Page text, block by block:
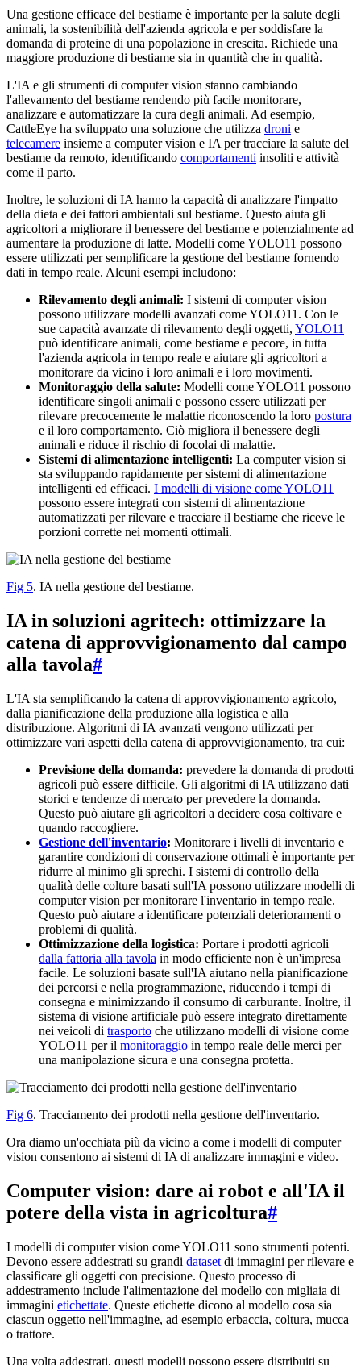
Una gestione efficace del bestiame è importante per la salute degli
animali, la sostenibilità dell'azienda agricola e per soddisfare la
domanda di proteine di una popolazione in crescita. Richiede una
maggiore produzione di bestiame sia in quantità che in qualità.
L'IA e gli strumenti di computer vision stanno cambiando
l'allevamento del bestiame rendendo più facile monitorare,
analizzare e automatizzare la cura degli animali. Ad esempio,
CattleEye ha sviluppato una soluzione che utilizza droni e
telecamere insieme a computer vision e IA per tracciare la salute del
bestiame da remoto, identificando comportamenti insoliti e attività
come il parto.
Inoltre, le soluzioni di IA hanno la capacità di analizzare l'impatto
della dieta e dei fattori ambientali sul bestiame. Questo aiuta gli
agricoltori a migliorare il benessere del bestiame e potenzialmente ad
aumentare la produzione di latte. Modelli come YOLO11 possono
essere utilizzati per semplificare la gestione del bestiame fornendo
dati in tempo reale. Alcuni esempi includono:
Rilevamento degli animali: I sistemi di computer vision
possono utilizzare modelli avanzati come YOLO11. Con le
sue capacità avanzate di rilevamento degli oggetti, YOLO11
può identificare animali, come bestiame e pecore, in tutta
l'azienda agricola in tempo reale e aiutare gli agricoltori a
monitorare da vicino i loro animali e i loro movimenti.
Monitoraggio della salute: Modelli come YOLO11 possono
identificare singoli animali e possono essere utilizzati per
rilevare precocemente le malattie riconoscendo la loro postura
e il loro comportamento. Ciò migliora il benessere degli
animali e riduce il rischio di focolai di malattie.
Sistemi di alimentazione intelligenti: La computer vision si
sta sviluppando rapidamente per sistemi di alimentazione
intelligenti ed efficaci. I modelli di visione come YOLO11
possono essere integrati con sistemi di alimentazione
automatizzati per rilevare e tracciare il bestiame che riceve le
porzioni corrette nei momenti ottimali.
Fig 5. IA nella gestione del bestiame.
IA in soluzioni agritech: ottimizzare la
catena di approvvigionamento dal campo
alla tavola#
L'IA sta semplificando la catena di approvvigionamento agricolo,
dalla pianificazione della produzione alla logistica e alla
distribuzione. Algoritmi di IA avanzati vengono utilizzati per
ottimizzare vari aspetti della catena di approvvigionamento, tra cui:
Previsione della domanda: prevedere la domanda di prodotti
agricoli può essere difficile. Gli algoritmi di IA utilizzano dati
storici e tendenze di mercato per prevedere la domanda.
Questo può aiutare gli agricoltori a decidere cosa coltivare e
quando raccogliere.
Gestione dell'inventario: Monitorare i livelli di inventario e
garantire condizioni di conservazione ottimali è importante per
ridurre al minimo gli sprechi. I sistemi di controllo della
qualità delle colture basati sull'IA possono utilizzare modelli di
computer vision per monitorare l'inventario in tempo reale.
Questo può aiutare a identificare potenziali deterioramenti o
problemi di qualità.
Ottimizzazione della logistica: Portare i prodotti agricoli
dalla fattoria alla tavola in modo efficiente non è un'impresa
facile. Le soluzioni basate sull'IA aiutano nella pianificazione
dei percorsi e nella programmazione, riducendo i tempi di
consegna e minimizzando il consumo di carburante. Inoltre, il
sistema di visione artificiale può essere integrato direttamente
nei veicoli di trasporto che utilizzano modelli di visione come
YOLO11 per il monitoraggio in tempo reale delle merci per
una manipolazione sicura e una consegna protetta.
Fig 6. Tracciamento dei prodotti nella gestione dell'inventario.
Ora diamo un'occhiata più da vicino a come i modelli di computer
vision consentono ai sistemi di IA di analizzare immagini e video.
Computer vision: dare ai robot e all'IA il
potere della vista in agricoltura#
I modelli di computer vision come YOLO11 sono strumenti potenti.
Devono essere addestrati su grandi dataset di immagini per rilevare e
classificare gli oggetti con precisione. Questo processo di
addestramento include l'alimentazione del modello con migliaia di
immagini etichettate. Queste etichette dicono al modello cosa sia
ciascun oggetto nell'immagine, ad esempio erbaccia, coltura, mucca
o trattore.
Una volta addestrati, questi modelli possono essere distribuiti su